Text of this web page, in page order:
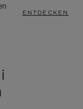
ENTDECKEN